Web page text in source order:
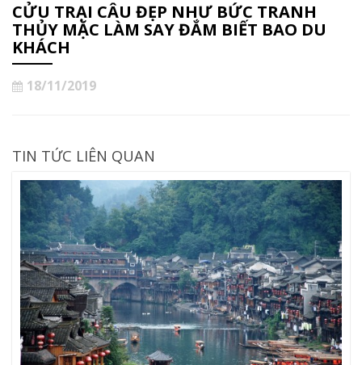
CỬU TRẠI CÂU ĐẸP NHƯ BỨC TRANH
THỦY MẶC LÀM SAY ĐẮM BIẾT BAO DU
KHÁCH
18/11/2019
TIN TỨC LIÊN QUAN